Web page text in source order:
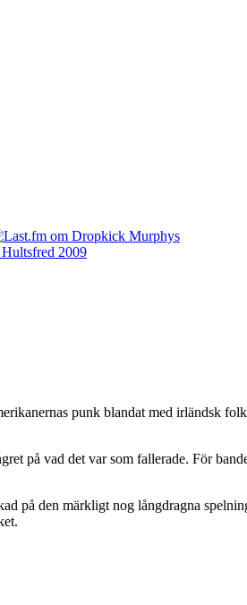
punk blandat med irländsk
på vad det var som fallerade. För
den märkligt nog långdragna